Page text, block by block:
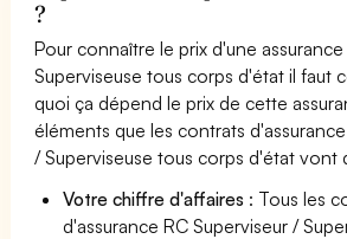
?
Pour connaître le prix d'une
Superviseuse tous corps d'état il faut
quoi ça dépend le prix de cette
éléments que les contrats
/ Superviseuse tous corps d'état vont
Votre chiffre d'affaires : Tous les
d'assurance RC Superviseur /